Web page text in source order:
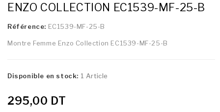
ENZO COLLECTION EC1539-MF-25-B
Référence: EC1539-MF-25-B
Montre Femme Enzo Collection EC1539-MF-25-B
Disponible en stock: 1 Article
295,00 DT